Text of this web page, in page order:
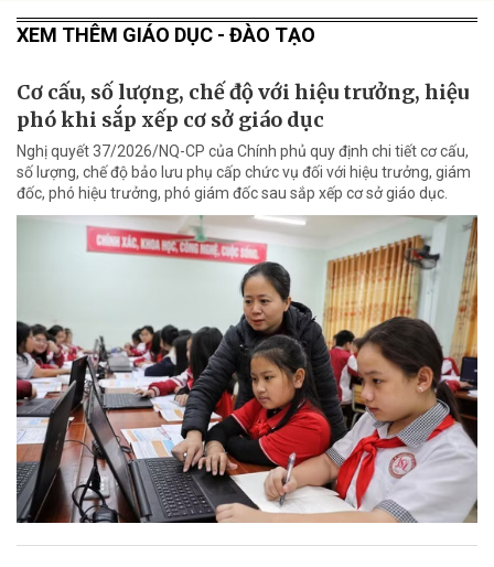
XEM THÊM GIÁO DỤC - ĐÀO TẠO
Cơ cấu, số lượng, chế độ với hiệu trưởng, hiệu
phó khi sắp xếp cơ sở giáo dục
Nghị quyết 37/2026/NQ-CP của Chính phủ quy định chi tiết cơ cấu,
số lượng, chế độ bảo lưu phụ cấp chức vụ đối với hiệu trưởng, giám
đốc, phó hiệu trưởng, phó giám đốc sau sắp xếp cơ sở giáo dục.